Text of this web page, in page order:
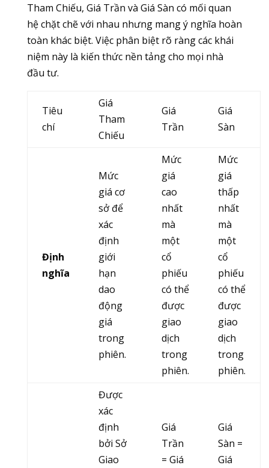
Tham Chiếu, Giá Trần và Giá Sàn có mối quan
hệ chặt chẽ với nhau nhưng mang ý nghĩa hoàn
toàn khác biệt. Việc phân biệt rõ ràng các khái
niệm này là kiến thức nền tảng cho mọi nhà
đầu tư.
Tiêu
chí
Giá
Tham
Chiếu
Giá
Trần
Giá
Sàn
Định
nghĩa
Mức
giá cơ
sở để
xác
định
giới
hạn
dao
động
giá
trong
phiên.
Mức
giá
cao
nhất
mà
một
cổ
phiếu
có thể
được
giao
dịch
trong
phiên.
Mức
giá
thấp
nhất
mà
một
cổ
phiếu
có thể
được
giao
dịch
trong
phiên.
Được
xác
định
bởi Sở
Giao
Giá
Trần
= Giá
Giá
Sàn =
Giá